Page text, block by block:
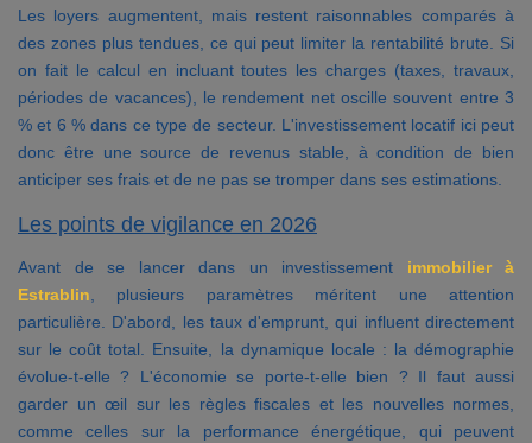
Les loyers augmentent, mais restent raisonnables comparés à
des zones plus tendues, ce qui peut limiter la rentabilité brute. Si
on fait le calcul en incluant toutes les charges (taxes, travaux,
périodes de vacances), le rendement net oscille souvent entre 3
% et 6 % dans ce type de secteur. L'investissement locatif ici peut
donc être une source de revenus stable, à condition de bien
anticiper ses frais et de ne pas se tromper dans ses estimations.
Les points de vigilance en 2026
Avant de se lancer dans un investissement immobilier à
Estrablin, plusieurs paramètres méritent une attention
particulière. D'abord, les taux d'emprunt, qui influent directement
sur le coût total. Ensuite, la dynamique locale : la démographie
évolue-t-elle ? L'économie se porte-t-elle bien ? Il faut aussi
garder un œil sur les règles fiscales et les nouvelles normes,
comme celles sur la performance énergétique, qui peuvent